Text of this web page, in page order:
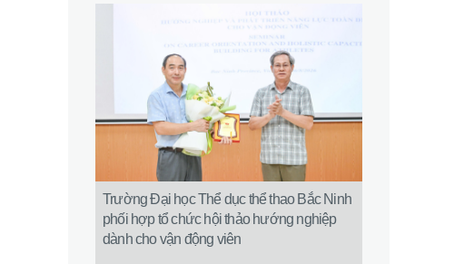
Trường Đại học Thể dục thể thao Bắc Ninh
phối hợp tổ chức hội thảo hướng nghiệp
dành cho vận động viên